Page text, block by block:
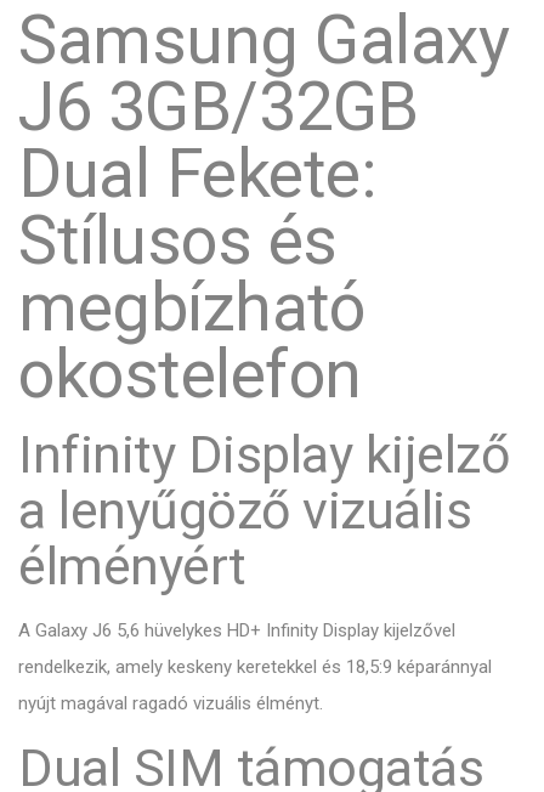
Samsung Galaxy
J6 3GB/32GB
Dual Fekete:
Stílusos és
megbízható
okostelefon
Infinity Display kijelző
a lenyűgöző vizuális
élményért
A Galaxy J6 5,6 hüvelykes HD+ Infinity Display kijelzővel
rendelkezik, amely keskeny keretekkel és 18,5:9 képaránnyal
nyújt magával ragadó vizuális élményt.
Dual SIM támogatás